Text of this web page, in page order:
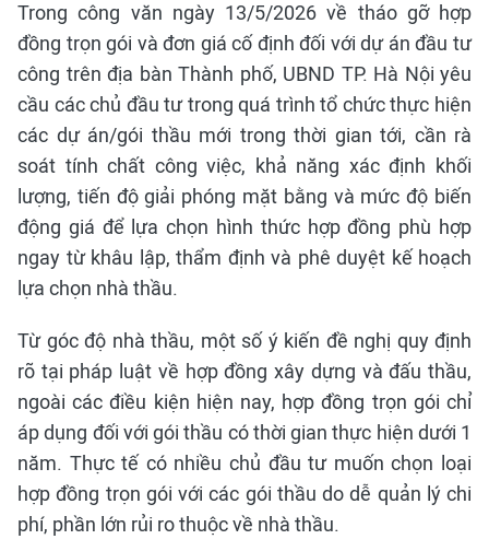
Trong công văn ngày 13/5/2026 về tháo gỡ hợp
đồng trọn gói và đơn giá cố định đối với dự án đầu tư
công trên địa bàn Thành phố, UBND TP. Hà Nội yêu
cầu các chủ đầu tư trong quá trình tổ chức thực hiện
các dự án/gói thầu mới trong thời gian tới, cần rà
soát tính chất công việc, khả năng xác định khối
lượng, tiến độ giải phóng mặt bằng và mức độ biến
động giá để lựa chọn hình thức hợp đồng phù hợp
ngay từ khâu lập, thẩm định và phê duyệt kế hoạch
lựa chọn nhà thầu.
Từ góc độ nhà thầu, một số ý kiến đề nghị quy định
rõ tại pháp luật về hợp đồng xây dựng và đấu thầu,
ngoài các điều kiện hiện nay, hợp đồng trọn gói chỉ
áp dụng đối với gói thầu có thời gian thực hiện dưới 1
năm. Thực tế có nhiều chủ đầu tư muốn chọn loại
hợp đồng trọn gói với các gói thầu do dễ quản lý chi
phí, phần lớn rủi ro thuộc về nhà thầu.